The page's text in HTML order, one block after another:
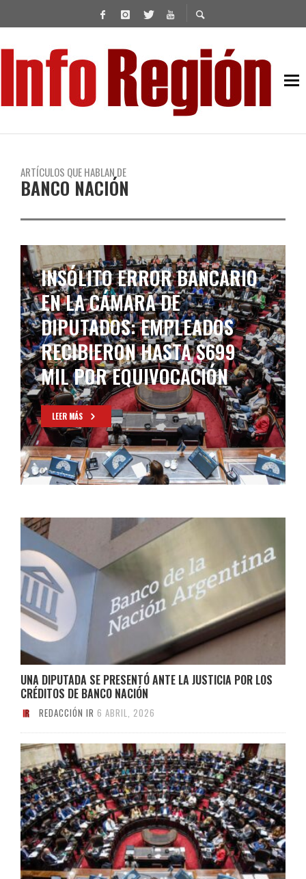
ARTÍCULOS QUE HABLAN DE
BANCO NACIÓN
CAPUTO PIDIÓ DEPOSITAR
LOS DÓLARES EN EL BANCO
NACIÓN BAJO LA LEY DE
INOCENCIA FISCAL
LEER MÁS
UNA DIPUTADA SE PRESENTÓ ANTE LA JUSTICIA POR LOS
CRÉDITOS DE BANCO NACIÓN
REDACCIÓN IR 6 ABRIL, 2026